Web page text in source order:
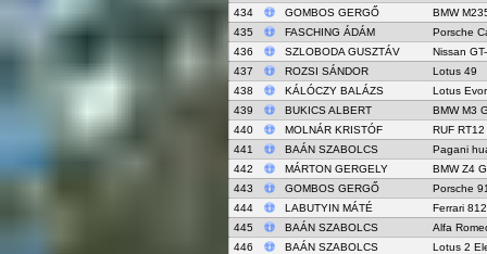
434
GOMBOS GERGŐ
BMW
435
FASCHING ÁDÁM
Porsche
436
SZLOBODA GUSZTÁV
Nissan
437
ROZSI SÁNDOR
Lotus 49
438
KÁLÓCZY BALÁZS
Lotus
439
BUKICS ALBERT
BMW M3
440
MOLNÁR KRISTÓF
RUF RT12
441
BAÁN SZABOLCS
Pagani
442
MÁRTON GERGELY
BMW Z4
443
GOMBOS GERGŐ
Porsche
444
LABUTYIN MÁTÉ
Ferrari
445
BAÁN SZABOLCS
Alfa
446
BAÁN SZABOLCS
Lotus 2